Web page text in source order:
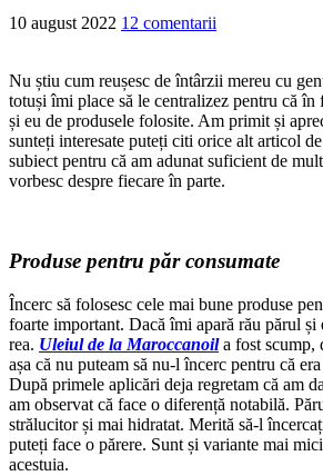
10 august 2022 12 comentarii
Nu știu cum reușesc de întârzii mereu cu
totuși îmi place să le centralizez pentru că în
și eu de produsele folosite. Am primit și
sunteți interesate puteți citi orice alt articol
subiect pentru că am adunat suficient de
vorbesc despre fiecare în parte.
Produse pentru păr consumate
Încerc să folosesc cele mai bune produse
foarte important. Dacă îmi apară rău părul și
rea. Uleiul de la Maroccanoila fost scump,
așa că nu puteam să nu-l încerc pentru că
După primele aplicări deja regretam că am
am observat că face o diferență notabilă.
strălucitor și mai hidratat. Merită să-l
puteți face o părere. Sunt și variante mai
acestuia.